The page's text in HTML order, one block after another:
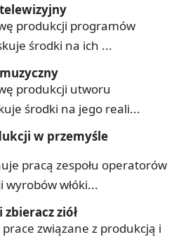
produkcji programów
środki na ich ...
produkcji utworu
środki na jego reali...
w przemyśle
pracą zespołu operatorów
włóki...
ziół
związane z produkcją i